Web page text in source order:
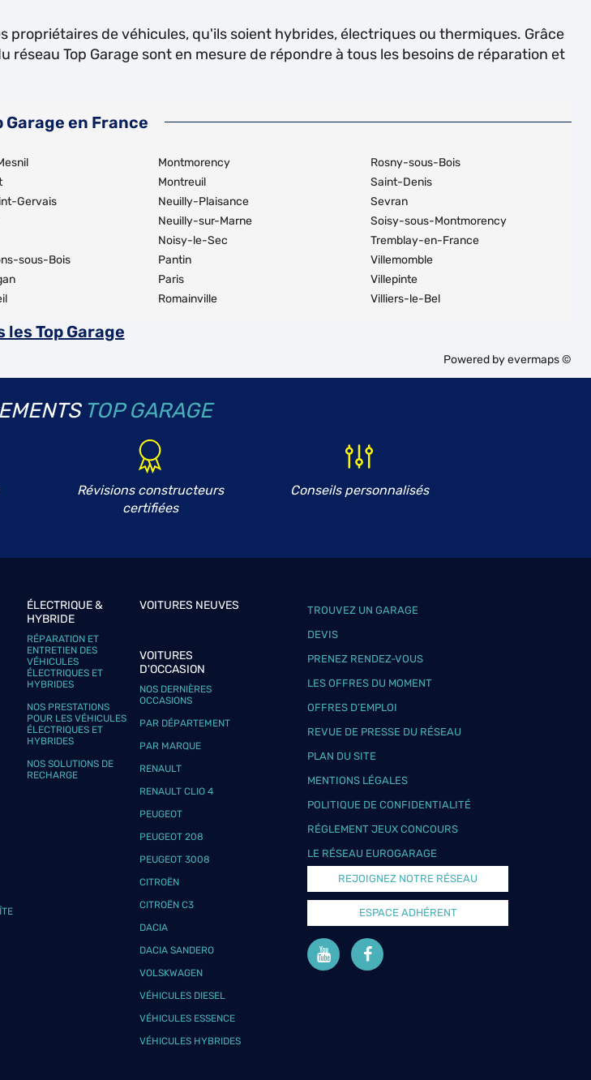
propriétaires de véhicules, qu'ils soient hybrides, électriques ou thermiques. Grâce
Top Garage sont en mesure de répondre à tous les besoins de réparation et
Garage en France
Gervais
sous-Bois
Montmorency
Montreuil
Neuilly-Plaisance
Neuilly-sur-Marne
Noisy-le-Sec
Pantin
Paris
Romainville
Rosny-sous-Bois
Saint-Denis
Sevran
Soisy-sous-Montmorency
Tremblay-en-France
Villemomble
Villepinte
Villiers-le-Bel
les Top Garage
Powered byevermaps ©
TOP GARAGE
Révisions constructeurs
certifiées
Conseils personnalisés
ÉLECTRIQUE &
HYBRIDE
RÉPARATION ET
ENTRETIEN DES
VÉHICULES
ÉLECTRIQUES ET
HYBRIDES
NOS PRESTATIONS
POUR LES VÉHICULES
ÉLECTRIQUES ET
HYBRIDES
NOS SOLUTIONS DE
RECHARGE
VOITURES NEUVES
VOITURES
D'OCCASION
NOS DERNIÈRES
OCCASIONS
PAR DÉPARTEMENT
PAR MARQUE
RENAULT
RENAULT CLIO 4
PEUGEOT
PEUGEOT 208
PEUGEOT 3008
CITROËN
CITROËN C3
DACIA
DACIA SANDERO
VOLSKWAGEN
VÉHICULES DIESEL
VÉHICULES ESSENCE
VÉHICULES HYBRIDES
TROUVEZ UN GARAGE
DEVIS
PRENEZ RENDEZ-VOUS
LES OFFRES DU MOMENT
OFFRES D’EMPLOI
REVUE DE PRESSE DU RÉSEAU
PLAN DU SITE
MENTIONS LÉGALES
POLITIQUE DE CONFIDENTIALITÉ
RÉGLEMENT JEUX CONCOURS
LE RÉSEAU EUROGARAGE
REJOIGNEZ NOTRE RÉSEAU
ESPACE ADHÉRENT